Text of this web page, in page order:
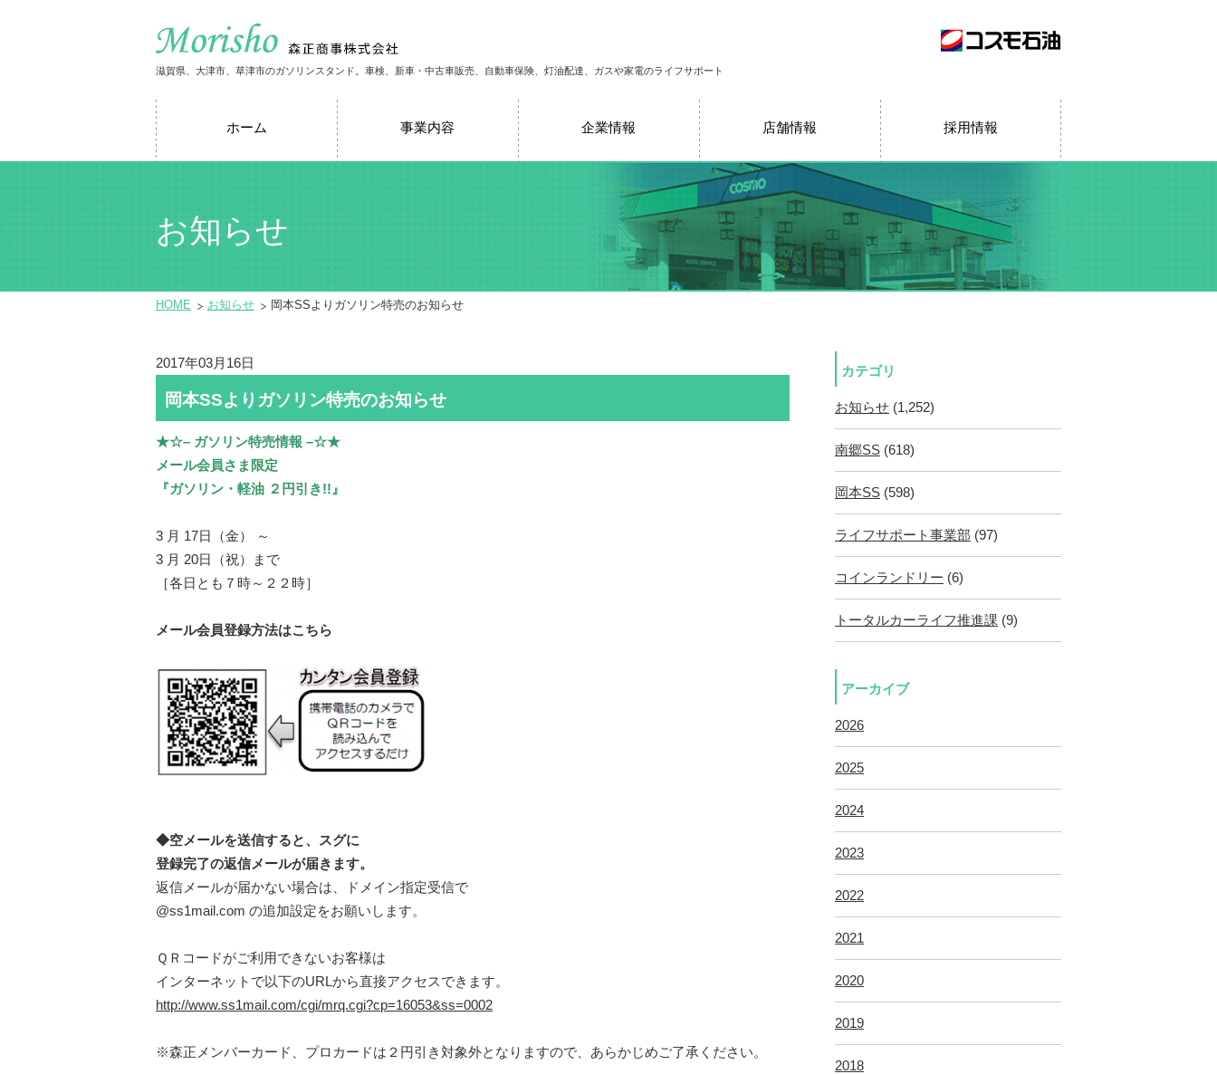
滋賀県、大津市、草津市のガソリンスタンド。車検、新車・中古車販売、自動車保険、灯油配達、ガスや家電のライフサポート
ホーム 事業内容 企業情報 店舗情報 採用情報
お知らせ
HOME お知らせ 岡本SSよりガソリン特売のお知らせ
2017年03月16日
岡本SSよりガソリン特売のお知らせ
★☆– ガソリン特売情報 –☆★
メール会員さま限定
『ガソリン・軽油 ２円引き!!』
3 月 17日（金） ～
3 月 20日（祝）まで
［各日とも７時～２２時］
メール会員登録方法はこちら
◆空メールを送信すると、スグに
登録完了の返信メールが届きます。
返信メールが届かない場合は、ドメイン指定受信で
@ss1mail.com の追加設定をお願いします。
ＱＲコードがご利用できないお客様は
インターネットで以下のURLから直接アクセスできます。
http://www.ss1mail.com/cgi/mrq.cgi?cp=16053&ss=0002
※森正メンバーカード、プロカードは２円引き対象外となりますので、あらかじめご了承ください。
カテゴリ
お知らせ (1,252)
南郷SS (618)
岡本SS (598)
ライフサポート事業部 (97)
コインランドリー (6)
トータルカーライフ推進課 (9)
アーカイブ
2026
2025
2024
2023
2022
2021
2020
2019
2018